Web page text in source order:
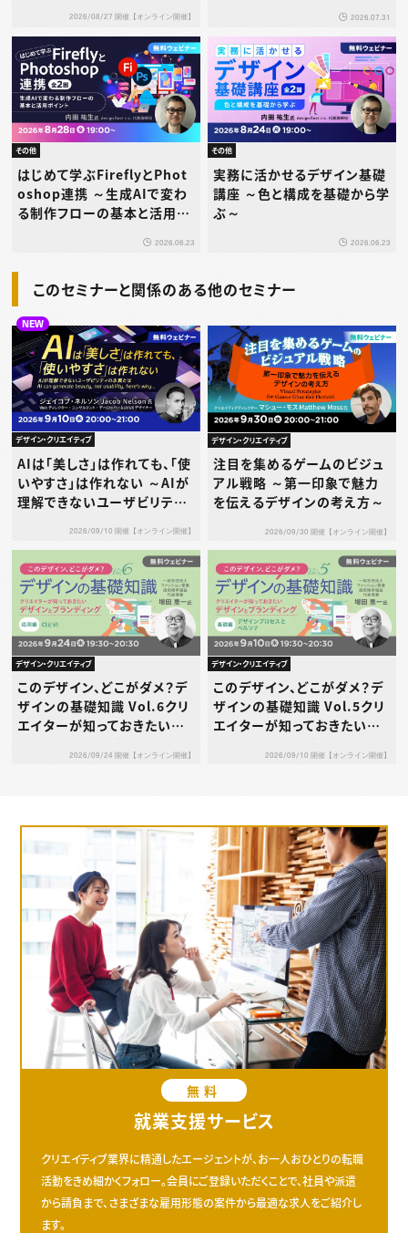
2026/08/27 開催【オンライン開催】 2026.07.31
その他
はじめて学ぶFireflyとPhot
oshop連携 ～生成AIで変わ
る制作フローの基本と活用ポ
2026.06.23
その他
実務に活かせるデザイン基礎
講座 ～色と構成を基礎から学
ぶ～
2026.06.23
このセミナーと関係のある他のセミナー
NEW
デザイン・クリエイティブ
AIは「美しさ」は作れても、「使
いやすさ」は作れない ～AIが
理解できないユーザビリティ
2026/09/10 開催【オンライン開催】
デザイン・クリエイティブ
注目を集めるゲームのビジュ
アル戦略 ～第一印象で魅力
を伝えるデザインの考え方～
2026/09/30 開催【オンライン開催】
デザイン・クリエイティブ
このデザイン、どこがダメ？デ
ザインの基礎知識 Vol.6クリ
エイターが知っておきたいデ
ザインとブランディング［応用
編］～CIとVI～2026/09/24 開催【オンライン開催】
デザイン・クリエイティブ
このデザイン、どこがダメ？デ
ザインの基礎知識 Vol.5クリ
エイターが知っておきたいデ
ザインとブランディング［基礎
編］～デザインプロセスとペ
2026/09/10 開催【オンライン開催】
無料
就業支援サービス
クリエイティブ業界に精通したエージェントが、お一人おひとりの転職
活動をきめ細かくフォロー。会員にご登録いただくことで、社員や派遣
から請負まで、さまざまな雇用形態の案件から最適な求人をご紹介し
ます。